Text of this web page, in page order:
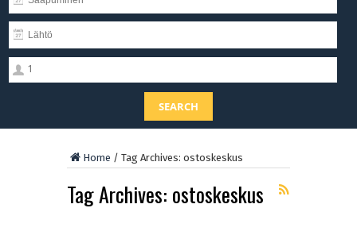
1
SEARCH
Home / Tag Archives: ostoskeskus
Tag Archives: ostoskeskus